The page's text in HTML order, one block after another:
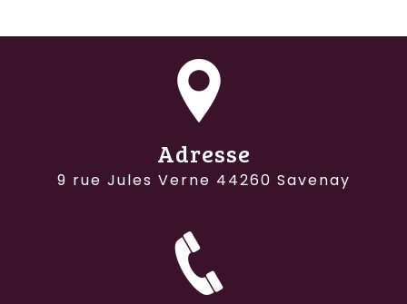
Adresse
9 rue Jules Verne 44260 Savenay